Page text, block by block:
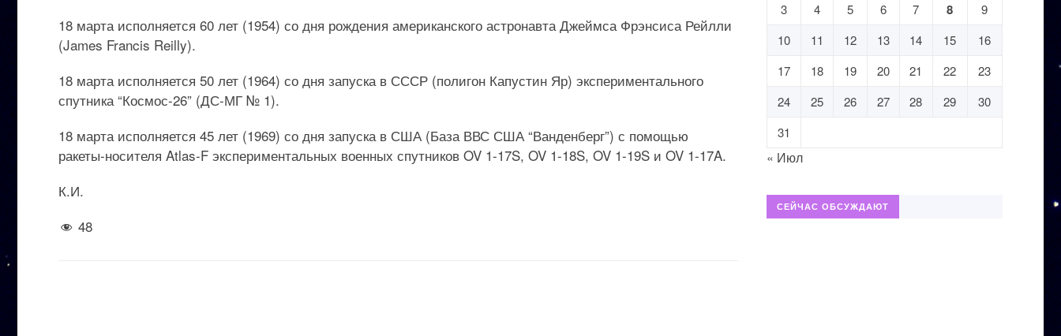
18 марта исполняется 60 лет (1954) со дня рождения американского астронавта Джеймса Фрэнсиса Рейлли
(James Francis Reilly).
18 марта исполняется 50 лет (1964) со дня запуска в СССР (полигон Капустин Яр) экспериментального
спутника “Космос-26” (ДС-МГ № 1).
18 марта исполняется 45 лет (1969) со дня запуска в США (База ВВС США “Ванденберг”) с помощью
ракеты-носителя Atlas-F экспериментальных военных спутников OV 1-17S, OV 1-18S, OV 1-19S и OV 1-17A.
К.И.
48
3
4 5 6 7 8
9
10
11 12 13 14 15
16
17
18 19 20 21 22
23
24
25 26 27 28 29
30
31
« Июл
СЕЙЧАС ОБСУЖДАЮТ